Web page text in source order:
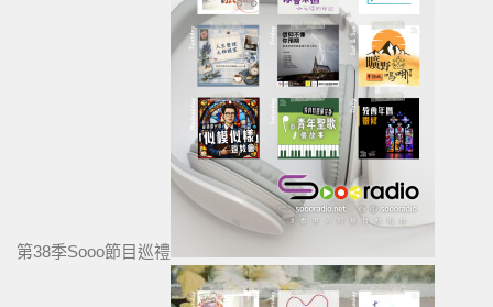
第38季Sooo節目巡禮